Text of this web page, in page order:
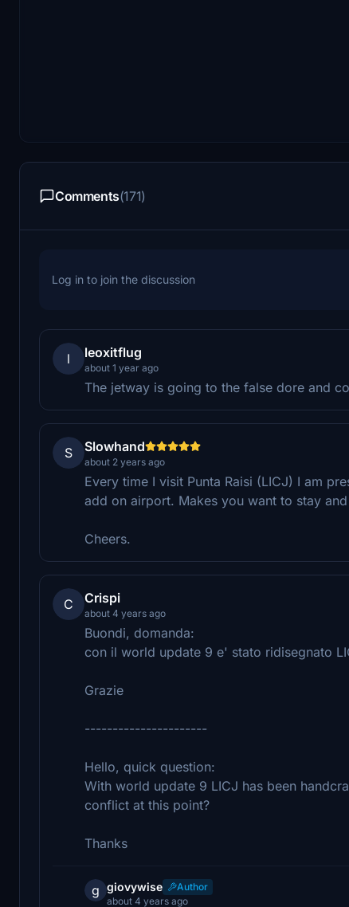
Comments(171)
Log in to join the discussion
l leoxitflug
about 1 year ago
The jetway is going to the false dore and
S Slowhand
about 2 years ago
Every time I visit Punta Raisi (LICJ) I am
add on airport. Makes you want to stay
Cheers.
C Crispi
about 4 years ago
Buondi, domanda:
con il world update 9 e' stato ridisegnato
Grazie
----------------------
Hello, quick question:
With world update 9 LICJ has been
conflict at this point?
Thanks
g giovywise
Author
about 4 years ago